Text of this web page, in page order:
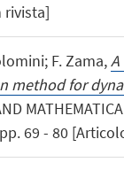
rivista]
F. Zama,
method for
pp. 69 - 80